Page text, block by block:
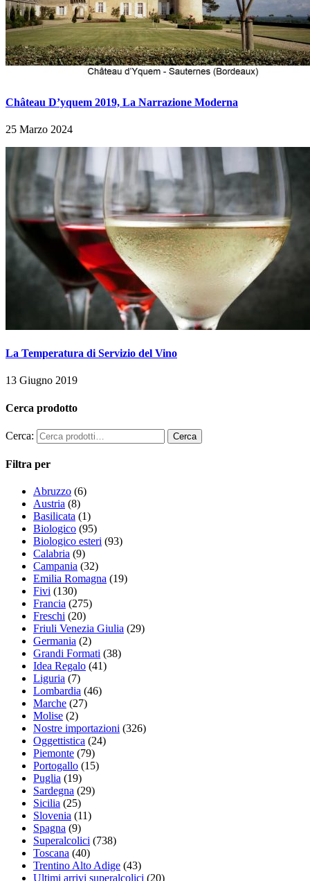
Château D’yquem 2019, La Narrazione Moderna
25 Marzo 2024
La Temperatura di Servizio del Vino
13 Giugno 2019
Cerca prodotto
Cerca:
Filtra per
Abruzzo (6)
Austria (8)
Basilicata (1)
Biologico (95)
Biologico esteri (93)
Calabria (9)
Campania (32)
Emilia Romagna (19)
Fivi (130)
Francia (275)
Freschi (20)
Friuli Venezia Giulia (29)
Germania (2)
Grandi Formati (38)
Idea Regalo (41)
Liguria (7)
Lombardia (46)
Marche (27)
Molise (2)
Nostre importazioni (326)
Oggettistica (24)
Piemonte (79)
Portogallo (15)
Puglia (19)
Sardegna (29)
Sicilia (25)
Slovenia (11)
Spagna (9)
Superalcolici (738)
Toscana (40)
Trentino Alto Adige (43)
Ultimi arrivi superalcolici (20)